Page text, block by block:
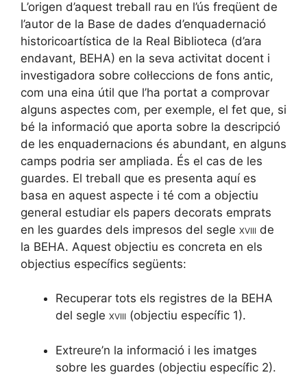
L’origen d’aquest treball rau en l’ús freqüent de
l’autor de la Base de dades d’enquadernació
historicoartística de la Real Biblioteca (d’ara
endavant, BEHA) en la seva activitat docent i
investigadora sobre col·leccions de fons antic,
com una eina útil que l’ha portat a comprovar
alguns aspectes com, per exemple, el fet que, si
bé la informació que aporta sobre la descripció
de les enquadernacions és abundant, en alguns
camps podria ser ampliada. És el cas de les
guardes. El treball que es presenta aquí es
basa en aquest aspecte i té com a objectiu
general estudiar els papers decorats emprats
en les guardes dels impresos del segle xviii de
la BEHA. Aquest objectiu es concreta en els
objectius específics següents:
Recuperar tots els registres de la BEHA
del segle xviii (objectiu específic 1).
Extreure’n la informació i les imatges
sobre les guardes (objectiu específic 2).